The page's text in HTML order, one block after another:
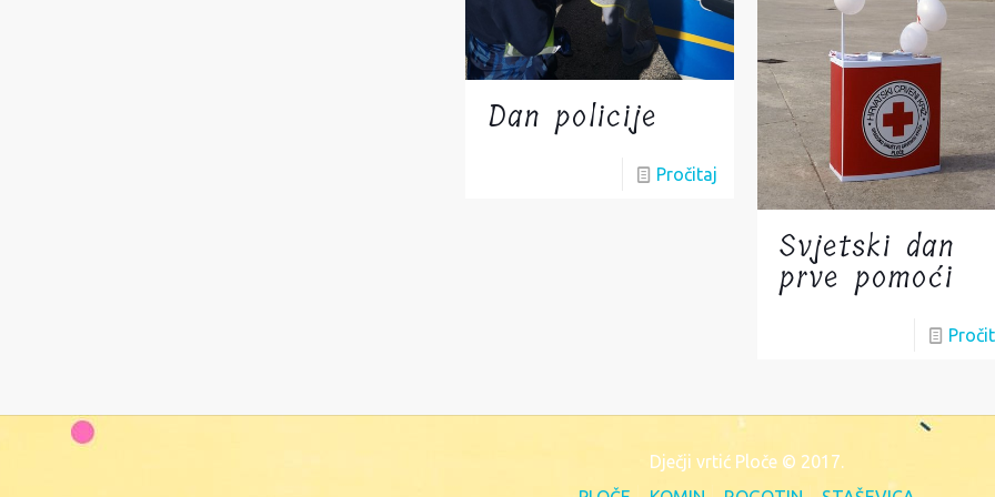
Dan policije
Pročitaj
Svjetski dan
prve pomoći
Dječji vrtić Ploče © 2017.